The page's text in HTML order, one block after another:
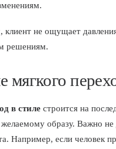
клиент не ощущает
решениям.
мягкого
в стиле строится на
образу. Важно
Например, если человек